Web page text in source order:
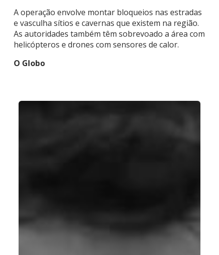
A operação envolve montar bloqueios nas estradas
e vasculha sítios e cavernas que existem na região.
As autoridades também têm sobrevoado a área com
helicópteros e drones com sensores de calor.
O Globo